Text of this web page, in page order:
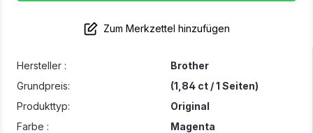
Hersteller :
Brother
Grundpreis:
(1,84 ct / 1 Seiten)
Produkttyp:
Original
Farbe :
Magenta
Zum Merkzettel hinzufügen